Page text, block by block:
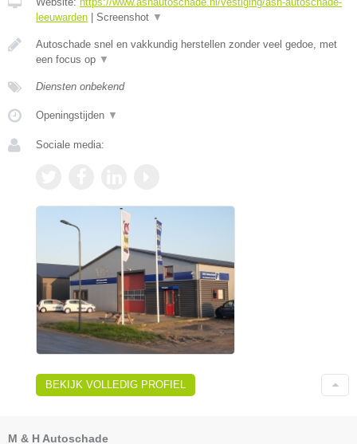
leeuwarden
Screenshot ▼
Autoschade snel en vakkundig herstellen zonder veel gedoe, met
een focus op ▼
Diensten onbekend
Openingstijden ▼
Sociale media:
BEKIJK VOLLEDIG PROFIEL
M & H Autoschade